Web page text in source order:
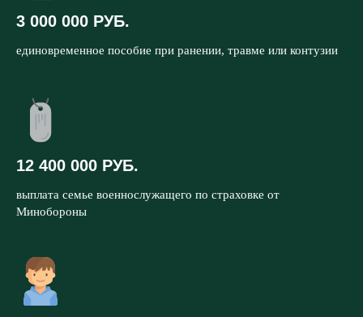
3 000 000 РУБ.
единовременное пособие при ранении, травме или контузии
12 400 000 РУБ.
выплата семье военнослужащего по страховке от
Минобороны